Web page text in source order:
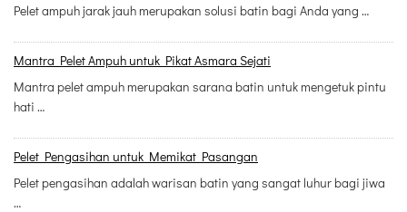
Pelet ampuh jarak jauh merupakan solusi batin bagi Anda yang …
Mantra Pelet Ampuh untuk Pikat Asmara Sejati
Mantra pelet ampuh merupakan sarana batin untuk mengetuk pintu
hati …
Pelet Pengasihan untuk Memikat Pasangan
Pelet pengasihan adalah warisan batin yang sangat luhur bagi jiwa
…